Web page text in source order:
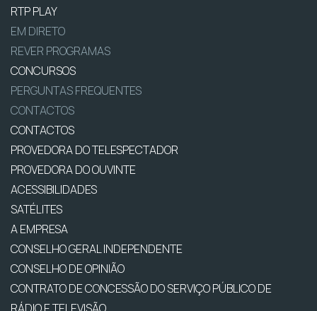
RTP PLAY
EM DIRETO
REVER PROGRAMAS
CONCURSOS
PERGUNTAS FREQUENTES
CONTACTOS
CONTACTOS
PROVEDORA DO TELESPECTADOR
PROVEDORA DO OUVINTE
ACESSIBILIDADES
SATÉLITES
A EMPRESA
CONSELHO GERAL INDEPENDENTE
CONSELHO DE OPINIÃO
CONTRATO DE CONCESSÃO DO SERVIÇO PÚBLICO DE
RÁDIO E TELEVISÃO